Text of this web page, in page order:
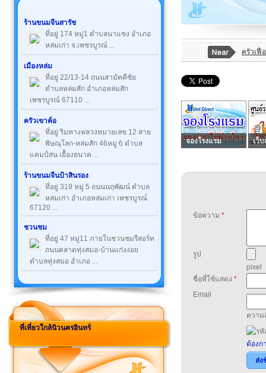
ร้านขนมจีนสารัช
ที่อยู่ 174 หมู่1 ตำบลนาแซง อำเภอ
หล่มเก่า จ.เพชรบูรณ์ ...
เมืองหล่ม
ที่อยู่ 22/13-14 ถนนสามัคคีชัย
ตำบลหล่มสัก อำเภอหล่มสัก
เพชรบูรณ์ 67110 ...
ครัวเขาค้อ
ที่อยู่ ริมทางหลวงหมายเลข 12 สาย
พิษณุโลก-หล่มสัก 46หมู่ 6 ตำบล
แคมป์สน เยื้องธนาค ...
ร้านขนมจีนป้าสินรอง
ที่อยู่ 319 หมู่ 5 ถนนนฤพัฒน์ ตำบล
หล่มเก่า อำเภอหล่มเก่า เพชรบูรณ์
67120 ...
ชวนชม
ที่อยู่ 47 หมู่11 ภายในชวนชมรีสอร์ท
ถนนตลาดทุ่งสมอ-บ้านแก่งงอย
ตำบลทุ่งสมอ อำเภอ ...
ที่เที่ยวใกล้นิวนครอินทร์
ครัวเฟื่
จองโรงแรม เว็บ
ข้อความ *
รูป
pixel
ชื่อที่ใช้แสดง *
Email
ความ
ต้องก
ส่ง